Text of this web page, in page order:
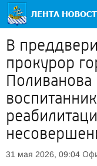
В
прокурор
Поливанова
31 мая 2026, 09:04